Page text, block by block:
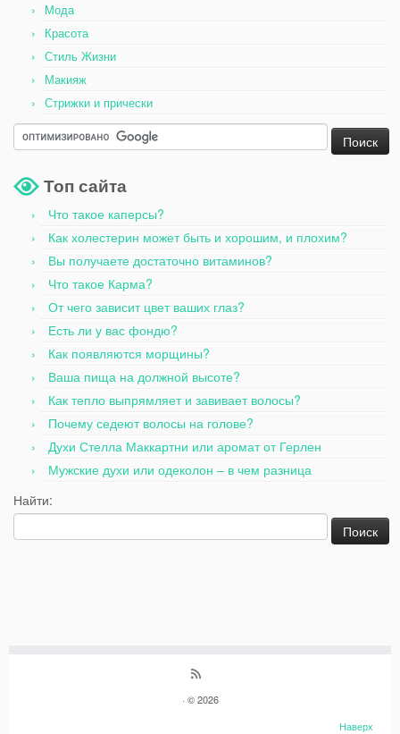
Мода
Красота
Стиль Жизни
Макияж
Стрижки и прически
Топ сайта
Что такое каперсы?
Как холестерин может быть и хорошим, и плохим?
Вы получаете достаточно витаминов?
Что такое Карма?
От чего зависит цвет ваших глаз?
Есть ли у вас фондю?
Как появляются морщины?
Ваша пища на должной высоте?
Как тепло выпрямляет и завивает волосы?
Почему седеют волосы на голове?
Духи Стелла Маккартни или аромат от Герлен
Мужские духи или одеколон – в чем разница
Найти:
· © 2026
Наверх